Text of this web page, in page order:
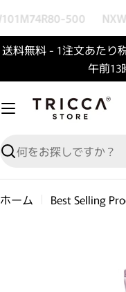
500
送料無料 - 1注文あたり
午前13
検索
ホーム Best Selling